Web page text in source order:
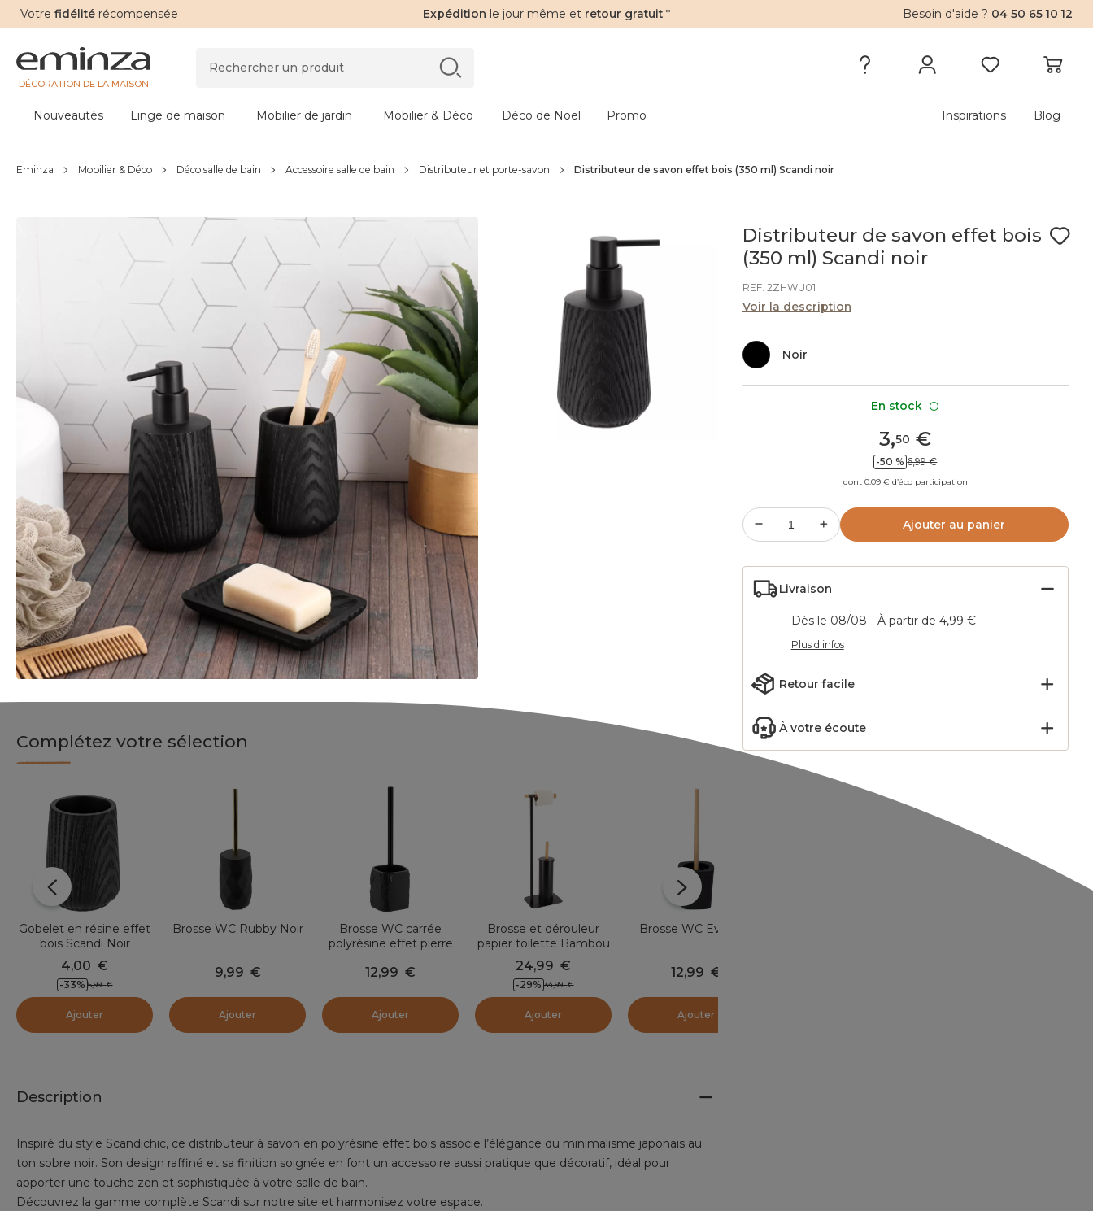
Votre fidélité récompensée Expédition le jour même et retour gratuit * Besoin d'aide ? 04 50 65 10 12
DÉCORATION DE LA MAISON
Nouveautés Linge de maison Mobilier de jardin Mobilier & Déco Déco de Noël Promo Inspirations Blog
Eminza Mobilier & Déco Déco salle de bain Accessoire salle de bain Distributeur et porte-savon Distributeur de savon effet bois (350 ml) Scandi noir
Distributeur de savon effet bois
(350 ml) Scandi noir
REF. 2ZHWU01
Voir la description
Noir
3,50 €
-50 % 6,99 €
dont 0.09 € d’éco participation
Ajouter au panier
Livraison
Dès le 08/08 - À partir de 4,99 €
Plus d'infos
Retour facile
À votre écoute
Complétez votre sélection
Gobelet en résine effet
bois Scandi Noir
4,00 €
-33% 5,99 €
Ajouter
Brosse WC Rubby Noir
9,99 €
Ajouter
Brosse WC carrée
polyrésine effet pierre
12,99 €
Ajouter
Brosse et dérouleur
papier toilette Bambou
Noir
24,99 €
-29% 34,99 €
Ajouter
Brosse WC Evy Noir
12,99 €
Ajouter
Description
Inspiré du style Scandichic, ce distributeur à savon en polyrésine effet bois associe l’élégance du minimalisme japonais au
ton sobre noir. Son design raffiné et sa finition soignée en font un accessoire aussi pratique que décoratif, idéal pour
apporter une touche zen et sophistiquée à votre salle de bain.
Découvrez la gamme complète Scandi sur notre site et harmonisez votre espace.